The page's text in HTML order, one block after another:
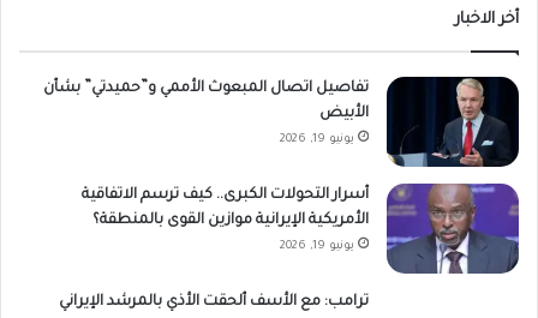
أخر الاخبار
تفاصيل اتصال المبعوث الأممي و”حميدتي” بشأن
الأبيض
يونيو 19, 2026
أسرار التحولات الكبرى.. كيف ترسم الاتفاقية
الأمريكية الإيرانية موازين القوى بالمنطقة؟
يونيو 19, 2026
ترامب: مع الأسف ألحقت الأذي بالمرشد الإيراني